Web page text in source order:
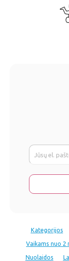
Kategorijos
Vaikams nuo 2
Nuolaidos